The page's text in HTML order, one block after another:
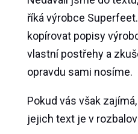
říká výrobce
kopírovat popisy
vlastní postřehy a
opravdu sami nosíme.
Pokud vás však
jejich text je v